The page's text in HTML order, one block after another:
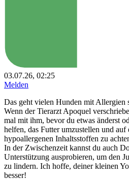
03.07.26, 02:25
Melden
Das geht vielen Hunden mit Allergien
Wenn der Tierarzt Apoquel
mal mit ihm, bevor du etwas änderst
helfen, das Futter umzustellen und
hypoallergenen Inhaltsstoffen zu
In der Zwischenzeit kannst du auch
Unterstützung ausprobieren, um den
zu lindern. Ich hoffe, deiner kleinen
besser!